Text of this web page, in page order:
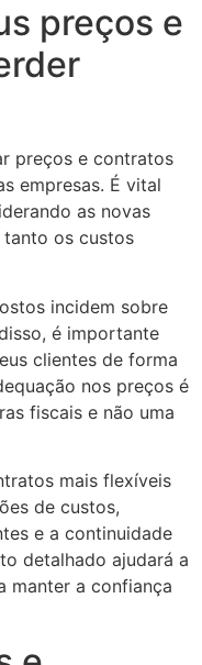
preços e
preços e contratos
empresas. É vital
as novas
os custos
incidem sobre
é importante
clientes de forma
nos preços é
fiscais e não uma
mais flexíveis
de custos,
e a continuidade
detalhado ajudará a
manter a confiança